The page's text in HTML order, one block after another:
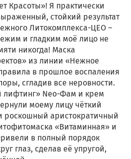
Красоты»! Я практически
стойкий результат
Литокомплекса-ЦЕО –
и гладким моё лицо не
никогда! Маска
из линии «Нежное
в прошлое воспаления
сгладив все неровности.
лифтинг» Neo-Фам и крем
моему лицу чёткий
роскошный аристократичный
«Витаминная» и
в полный порядок
глаз, сделав её упругой,